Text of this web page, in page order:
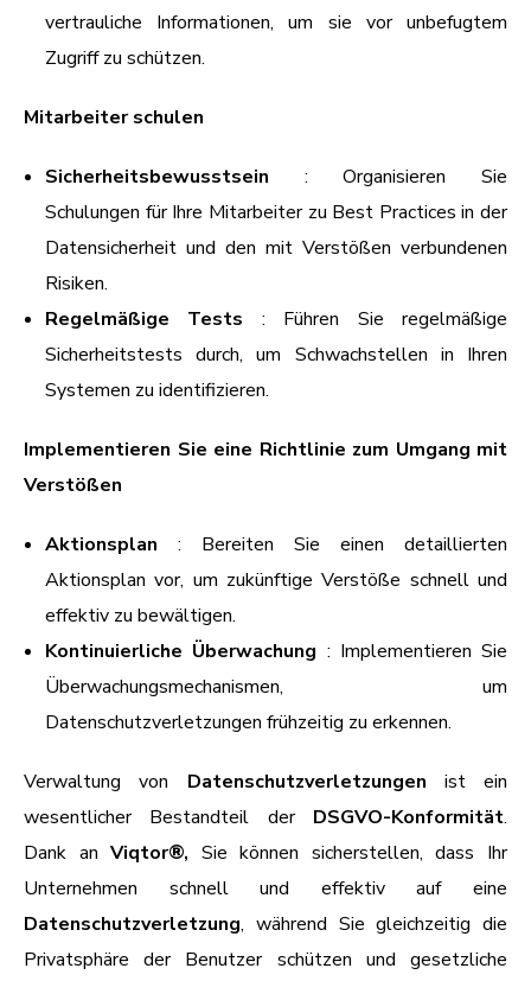
vertrauliche Informationen, um sie vor unbefugtem
Zugriff zu schützen.
Mitarbeiter schulen
Sicherheitsbewusstsein : Organisieren Sie
Schulungen für Ihre Mitarbeiter zu Best Practices in der
Datensicherheit und den mit Verstößen verbundenen
Risiken.
Regelmäßige Tests : Führen Sie regelmäßige
Sicherheitstests durch, um Schwachstellen in Ihren
Systemen zu identifizieren.
Implementieren Sie eine Richtlinie zum Umgang mit
Verstößen
Aktionsplan : Bereiten Sie einen detaillierten
Aktionsplan vor, um zukünftige Verstöße schnell und
effektiv zu bewältigen.
Kontinuierliche Überwachung : Implementieren Sie
Überwachungsmechanismen, um
Datenschutzverletzungen frühzeitig zu erkennen.
Verwaltung von Datenschutzverletzungen ist ein
wesentlicher Bestandteil der DSGVO-Konformität.
Dank anViqtor®, Sie können sicherstellen, dass Ihr
Unternehmen schnell und effektiv auf eine
Datenschutzverletzung, während Sie gleichzeitig die
Privatsphäre der Benutzer schützen und gesetzliche